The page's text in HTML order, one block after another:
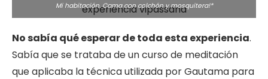
Mi habitación. Cama con colchón y mosquitera!*
No sabía qué esperar de toda esta experiencia.
Sabía que se trataba de un curso de meditación
que aplicaba la técnica utilizada por Gautama para